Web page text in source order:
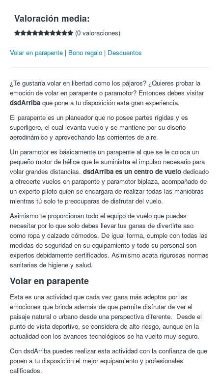
* Los menores de 18 años deben ir acompañados por un adulto
y llevar autorización del tutor.
¿En qué consiste la actividad?
¡Sencillamente espectacular! Esta es la reacción de muchos de
pero muy segura.
Probablemente te encantaría vivir laexperiencia de volar
pero con la seguridad de ir con pilotos profesionales y
debidamente titulados.
Esta tranquilidad te da la posibilidad de contemplar el mundo
desde un punto de vista diferente,alcanzarás hasta 45
kilómetros por hora, abre bien por los ojos porque esta
para que puedas disfrutarlo hoy mismo.
La actividad se podrá realizar en uno de estos lugares:
Zamora zona de Ricoballo e inicio de los Arribes
Valladolid será en Villahester
Salamanca en Calzada de Valdunciel
León, la actividad será en el pueblo de Valderas
Palencia en Belmonte de campos
Información adicional
El parapente tiene una velocidad media de 45 km/h y consiste
en volar gracias a la sustentación dada por un parapente
(planeador de tela) y la propulsión otorgada por un pequeño
motor con una hélice en la espalda del piloto. El despegue y
aterrizaje se realiza sentado, con los cinturones de seguridad
anclados.
Recuerda que una vez caducado no podrás utilizarlo ni
reclamar su importe.
Una vez realizada la compra dispones de 14 días para
admiten devoluciones.
HORAS DE ANTELACIÓN EN EL 620 511 000, indicando
la fecha.
La caducidad del cupón exime a nuestra empresa de la
realización del vuelo así como de cualquier obligación para
con el cliente.
Política de cancelación con mínimo 72 horas de antelación,
de lo contrario se dará como canjeado.
La anulacion de la cita para volar por parte del cliente o la
no presentacion con menos de 72 horas hace perder la
reserva.
El peso mínimo es de 35 Kg. y el máximo de 130 Kg.
Niños a partir de 10 años con autorización y presencia de
sus padres.
Incluye material necesario y seguro de Responsabilidad
Civil.
Los menores de 18 años deben ir acompañados por un
adulto y llevar autorización del tutor.
ACTIVIDAD SUJETA A CONDICIONES
CLIMATOLÓGICAS Y AGENDA.
Valoración media:
(0 valoraciones)
Volar en parapente Bono regalo Descuentos
¿Te gustaría volar en libertad como los pájaros? ¿Quieres probar la
emoción de volar en parapente o paramotor? Entonces debes visitar
dsdArriba que pone a tu disposición esta gran experiencia.
El parapente es un planeador que no posee partes rígidas y es
superligero, el cual levanta vuelo y se mantiene por su diseño
aerodinámico y aprovechando las corrientes de aire.
Un paramotor es básicamente un parapente al que se le coloca un
pequeño motor de hélice que le suministra el impulso necesario para
volar grandes distancias. dsdArriba es un centro de vuelo dedicado
a ofrecerte vuelos en parapente y paramotor biplaza, acompañado de
un experto piloto quien se encargara de realizar todas las maniobras
mientras tú solo te preocuparas de disfrutar del vuelo.
Asimismo te proporcionan todo el equipo de vuelo que puedas
necesitar por lo que solo debes llevar tus ganas de divertirte aso
como ropa y calzado cómodos. De igual forma, cumple con todas las
medidas de seguridad en su equipamiento y todo su personal son
expertos debidamente certificados. Asimismo acata rigurosas normas
sanitarias de higiene y salud.
Volar en parapente
Esta es una actividad que cada vez gana más adeptos por las
emociones que brinda además de que permite disfrutar de ver el
paisaje natural o urbano desde una perspectiva diferente. Desde el
punto de vista deportivo, se considera de alto riesgo, aunque en la
actualidad con los avances tecnológicos se ha vuelto muy seguro.
Con dsdArriba puedes realizar esta actividad con la confianza de que
ponen a tu disposición el mejor equipamiento y profesionales
calificados.